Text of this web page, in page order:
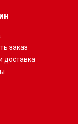
заказ
доставка